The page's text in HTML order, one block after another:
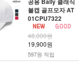
볼캡 골프모자 AT
01CPU7322
48,000원
19,900원
597원 적립